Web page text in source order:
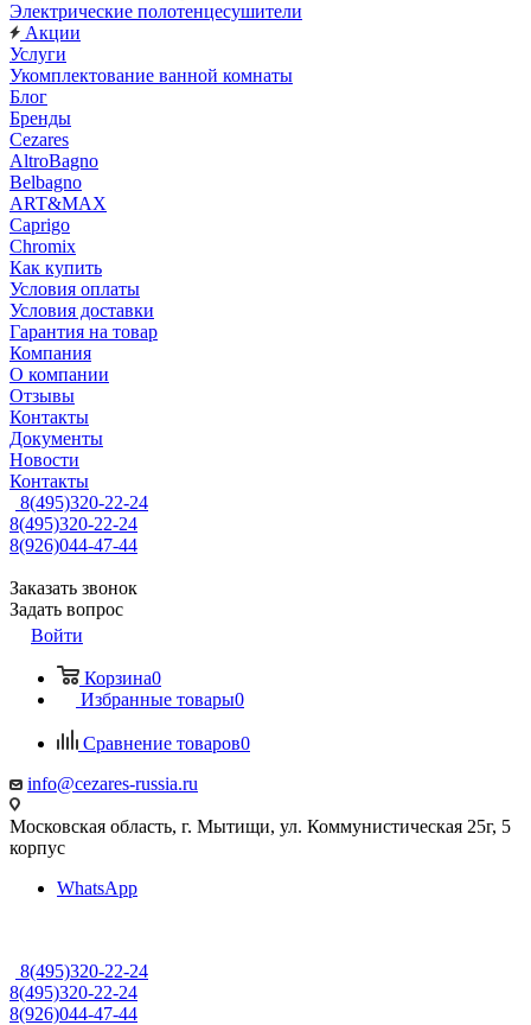
Электрические полотенцесушители
Акции
Услуги
Укомплектование ванной комнаты
Блог
Бренды
Cezares
AltroBagno
Belbagno
ART&MAX
Caprigo
Chromix
Как купить
Условия оплаты
Условия доставки
Гарантия на товар
Компания
О компании
Отзывы
Контакты
Документы
Новости
Контакты
8(495)320-22-24
8(495)320-22-24
8(926)044-47-44
Заказать звонок
Задать вопрос
Войти
Корзина0
Избранные товары0
Сравнение товаров0
info@cezares-russia.ru
Московская область, г. Мытищи, ул. Коммунистическая 25г, 5
корпус
WhatsApp
8(495)320-22-24
8(495)320-22-24
8(926)044-47-44